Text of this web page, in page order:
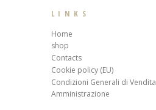
LINKS
Home
shop
Contacts
Cookie policy (EU)
Condizioni Generali di Vendita
Amministrazione